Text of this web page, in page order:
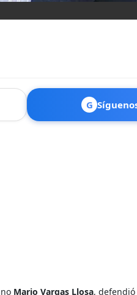
G
Mario Vargas Llosa,